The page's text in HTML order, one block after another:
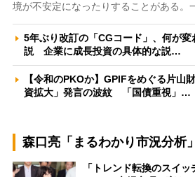
境が不安定になったりすることがある。
5年ぶり改訂の「CGコード」、何が
説 企業に成長投資の具体的な説…
【令和のPKOか】GPIFをめぐる片山
資拡大」発言の波紋 「国債重視」…
森口亮「まるわかり市況分析」
「トレンド転換のスイ